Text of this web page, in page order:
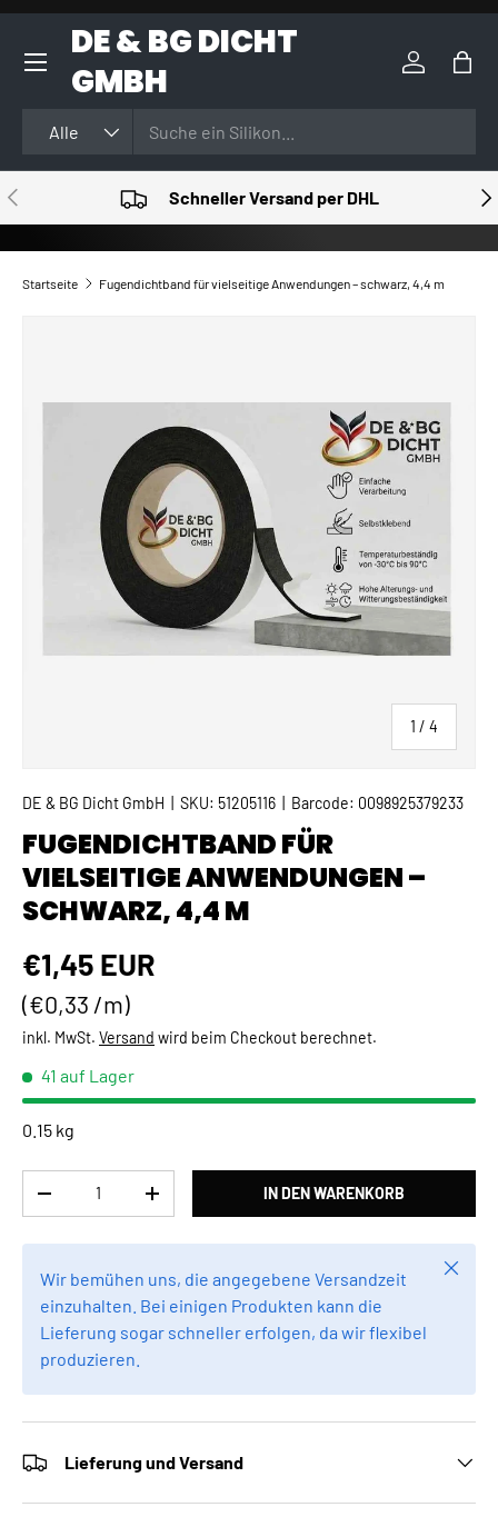
DIREKT ZUM INHALT
DE & BG DICHT
GMBH
Alle
Einloggen
VORHERIGE Schneller Versand per DHL
Startseite Fugendichtband für vielseitige Anwendungen – schwarz, 4,4 m
1 / von
4
DE & BG Dicht GmbH SKU: 51205116 Barcode: 0098925379233
FUGENDICHTBAND FÜR
VIELSEITIGE ANWENDUNGEN –
SCHWARZ, 4,4 M
Normaler Preis
€1,45 EUR
Grundpreis
€0,33 /m
inkl. MwSt. Versand wird beim Checkout berechnet.
41 auf Lager
0.15 kg
MENGE VERRINGERNMENGE ERHÖHENIN DEN WARENKORB
Wir bemühen uns, die angegebene Versandzeit
einzuhalten. Bei einigen Produkten kann die
Lieferung sogar schneller erfolgen, da wir flexibel
produzieren.
Lieferung und Versand